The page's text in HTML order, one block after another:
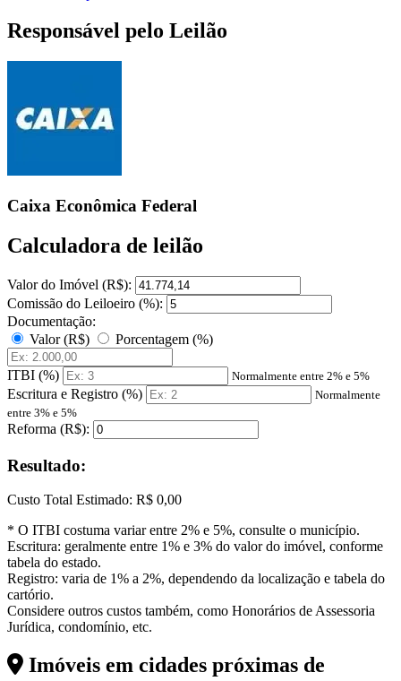
Responsável pelo Leilão
Caixa Econômica Federal
Calculadora de leilão
Valor do Imóvel (R$):
Comissão do Leiloeiro (%):
Documentação:
Valor (R$)
Porcentagem (%)
ITBI (%) Normalmente entre 2% e 5%
Escritura e Registro (%)
Normalmente
entre 3% e 5%
Reforma (R$):
Resultado:
Custo Total Estimado: R$ 0,00
* O ITBI costuma variar entre 2% e 5%, consulte o município.
Escritura: geralmente entre 1% e 3% do valor do imóvel, conforme
tabela do estado.
Registro: varia de 1% a 2%, dependendo da localização e tabela do
cartório.
Considere outros custos também, como Honorários de Assessoria
Jurídica, condomínio, etc.
Imóveis em cidades próximas de